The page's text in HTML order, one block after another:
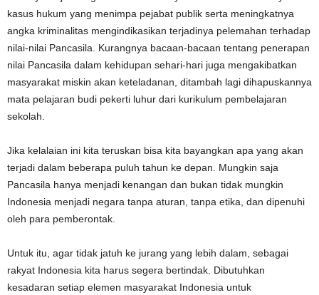
kasus hukum yang menimpa pejabat publik serta meningkatnya
angka kriminalitas mengindikasikan terjadinya pelemahan terhadap
nilai-nilai Pancasila. Kurangnya bacaan-bacaan tentang penerapan
nilai Pancasila dalam kehidupan sehari-hari juga mengakibatkan
masyarakat miskin akan keteladanan, ditambah lagi dihapuskannya
mata pelajaran budi pekerti luhur dari kurikulum pembelajaran
sekolah.
Jika kelalaian ini kita teruskan bisa kita bayangkan apa yang akan
terjadi dalam beberapa puluh tahun ke depan. Mungkin saja
Pancasila hanya menjadi kenangan dan bukan tidak mungkin
Indonesia menjadi negara tanpa aturan, tanpa etika, dan dipenuhi
oleh para pemberontak.
Untuk itu, agar tidak jatuh ke jurang yang lebih dalam, sebagai
rakyat Indonesia kita harus segera bertindak. Dibutuhkan
kesadaran setiap elemen masyarakat Indonesia untuk